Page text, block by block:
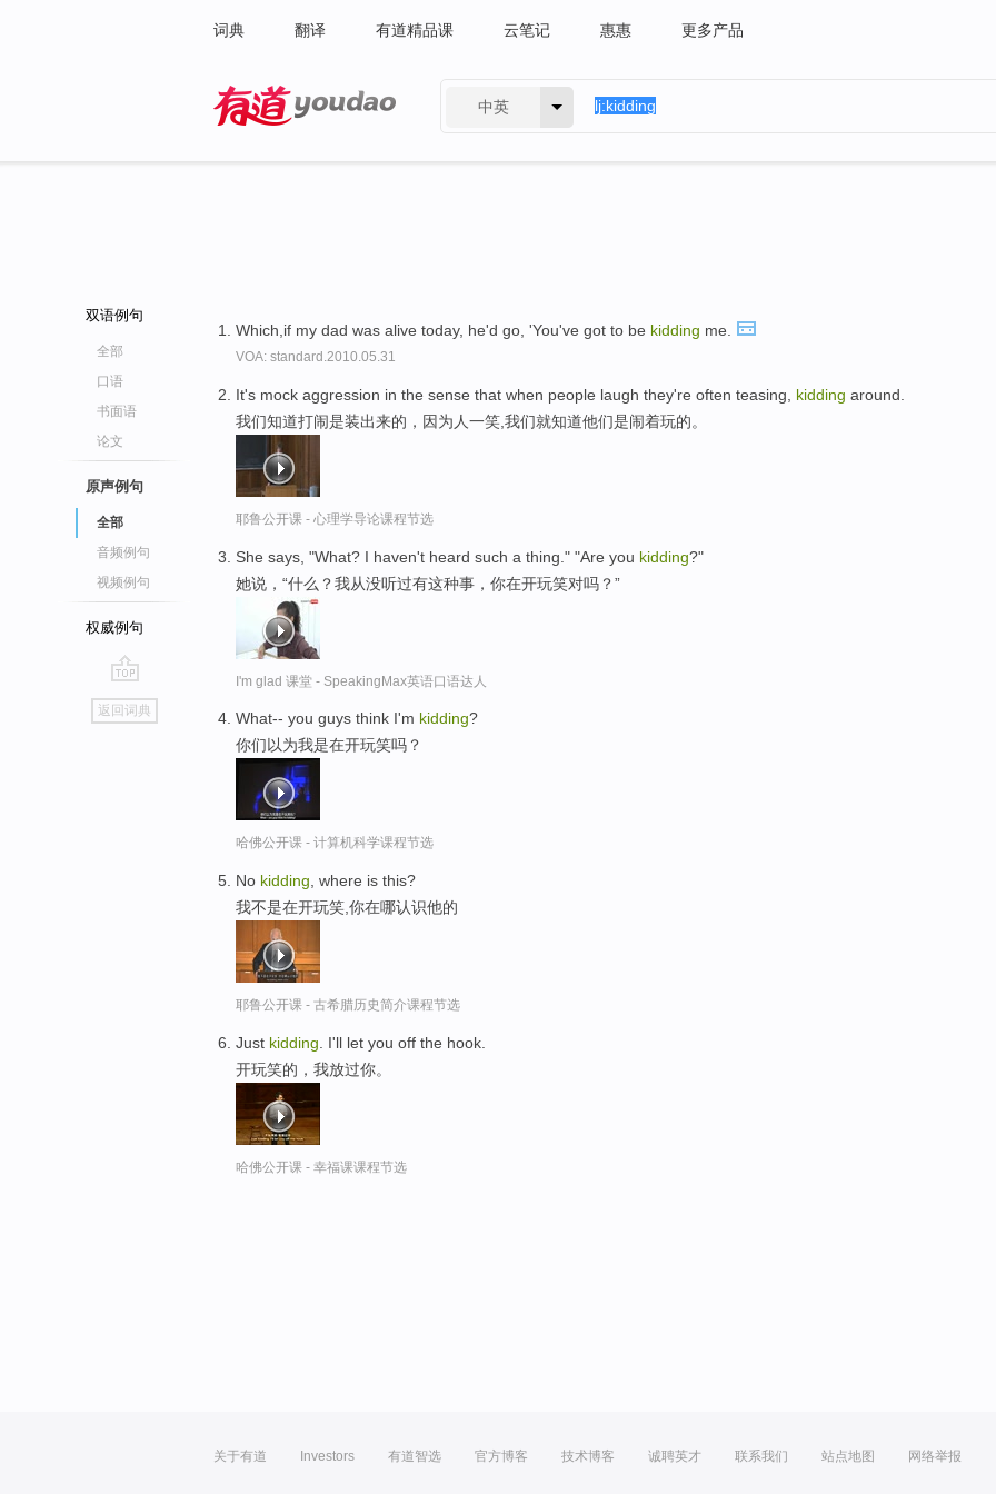
词典 翻译 有道精品课 云笔记 惠惠 更多产品
中英
双语例句
全部
口语
书面语
论文
原声例句
全部
音频例句
视频例句
权威例句
go
top
返回词典
Which,if my dad was alive today, he'd go, 'You've got to be kidding me.
VOA: standard.2010.05.31
It's mock aggression in the sense that when people laugh they're often teasing, kidding around.
我们知道打闹是装出来的，因为人一笑,我们就知道他们是闹着玩的。
耶鲁公开课 - 心理学导论课程节选
She says, "What? I haven't heard such a thing." "Are you kidding?"
她说，“什么？我从没听过有这种事，你在开玩笑对吗？”
I'm glad 课堂 - SpeakingMax英语口语达人
What-- you guys think I'm kidding?
你们以为我是在开玩笑吗？
哈佛公开课 - 计算机科学课程节选
No kidding , where is this?
我不是在开玩笑,你在哪认识他的
耶鲁公开课 - 古希腊历史简介课程节选
Just kidding . I'll let you off the hook.
开玩笑的，我放过你。
哈佛公开课 - 幸福课课程节选
关于有道 Investors 有道智选 官方博客 技术博客 诚聘英才 联系我们 站点地图 网络举报